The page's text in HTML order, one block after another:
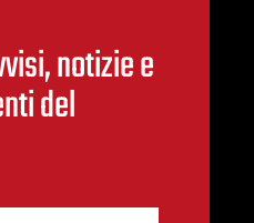
notizie e
del